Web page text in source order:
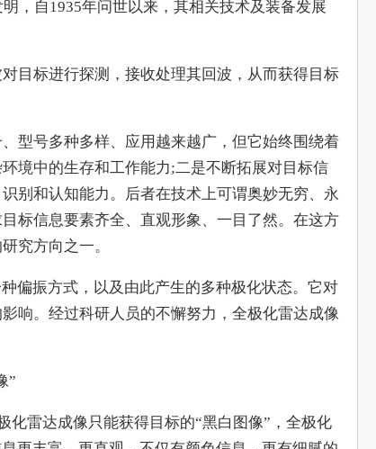
自1935年问世以来，其相关技术及装备发展
标进行探测，接收处理其回波，从而获得目标
号多种多样、应用越来越广，但它始终围绕着
境中的生存和工作能力;二是不断拓展对目标信
别和认知能力。后者在技术上可谓奥妙无穷、永
标信息要素齐全、直观形象、一目了然。在这方
究方向之一。
振方式，以及由此产生的多种极化状态。它对
响。经过科研人员的不懈努力，全极化雷达成像
”
雷达成像只能获得目标的“黑白图像”，全极化